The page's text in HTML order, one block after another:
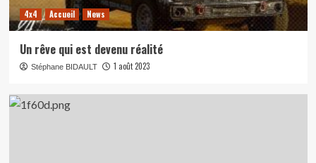
4x4 Accueil News
Un rêve qui est devenu réalité
Stéphane BIDAULT 1 août 2023